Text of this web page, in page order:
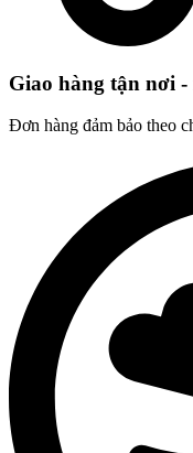
Giao hàng tận nơi
Đơn hàng đảm bảo theo